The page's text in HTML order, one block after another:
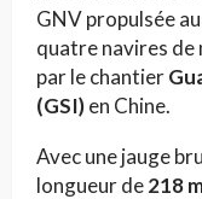
GNV propulsée
quatre navires
par le chantier
(GSI)en Chine.
Avec une jauge
longueur de218